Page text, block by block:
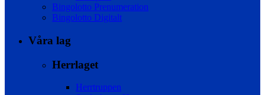
Bingolotto Prenumeration
Bingolotto Digitalt
Våra lag
Herrlaget
Herrtruppen